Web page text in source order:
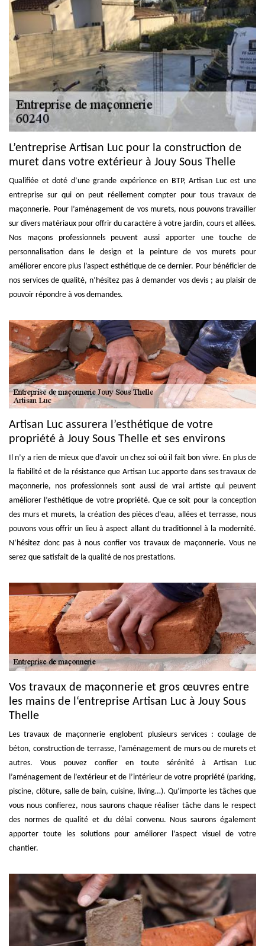
L’entreprise Artisan Luc pour la construction de
muret dans votre extérieur à Jouy Sous Thelle
Qualifiée et doté d’une grande expérience en BTP, Artisan Luc est une
entreprise sur qui on peut réellement compter pour tous travaux de
maçonnerie. Pour l’aménagement de vos murets, nous pouvons travailler
sur divers matériaux pour offrir du caractère à votre jardin, cours et allées.
Nos maçons professionnels peuvent aussi apporter une touche de
personnalisation dans le design et la peinture de vos murets pour
améliorer encore plus l’aspect esthétique de ce dernier. Pour bénéficier de
nos services de qualité, n’hésitez pas à demander vos devis ; au plaisir de
pouvoir répondre à vos demandes.
Artisan Luc assurera l’esthétique de votre
propriété à Jouy Sous Thelle et ses environs
Il n’y a rien de mieux que d’avoir un chez soi où il fait bon vivre. En plus de
la fiabilité et de la résistance que Artisan Luc apporte dans ses travaux de
maçonnerie, nos professionnels sont aussi de vrai artiste qui peuvent
améliorer l’esthétique de votre propriété. Que ce soit pour la conception
des murs et murets, la création des pièces d’eau, allées et terrasse, nous
pouvons vous offrir un lieu à aspect allant du traditionnel à la modernité.
N’hésitez donc pas à nous confier vos travaux de maçonnerie. Vous ne
serez que satisfait de la qualité de nos prestations.
Vos travaux de maçonnerie et gros œuvres entre
les mains de l‘entreprise Artisan Luc à Jouy Sous
Thelle
Les travaux de maçonnerie englobent plusieurs services : coulage de
béton, construction de terrasse, l’aménagement de murs ou de murets et
autres. Vous pouvez confier en toute sérénité à Artisan Luc
l’aménagement de l’extérieur et de l’intérieur de votre propriété (parking,
piscine, clôture, salle de bain, cuisine, living…). Qu’importe les tâches que
vous nous confierez, nous saurons chaque réaliser tâche dans le respect
des normes de qualité et du délai convenu. Nous saurons également
apporter toute les solutions pour améliorer l’aspect visuel de votre
chantier.